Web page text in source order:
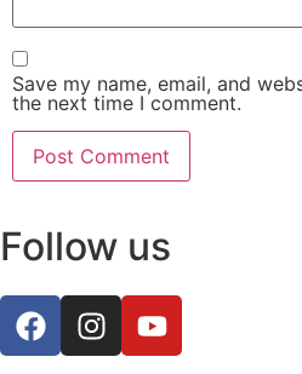
Save my name, email, and
the next time I comment.
Follow us